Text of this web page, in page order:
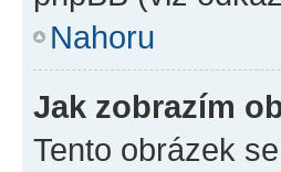
Nahoru
Jak zobrazím
Tento obrázek